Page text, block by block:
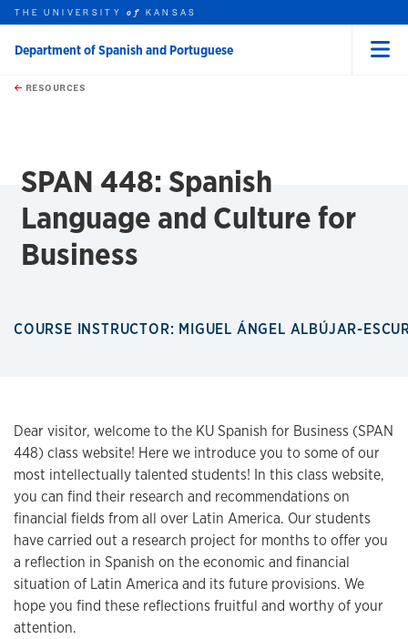
Skip to main content
this unit
THE UNIVERSITYof KANSAS
Department of Spanish and Portuguese
RESOURCES
SPAN 448: Spanish
Language and Culture for
Business
COURSE INSTRUCTOR: MIGUEL ÁNGEL ALBÚJAR-
Dear visitor, welcome to the KU Spanish for Business (SPAN
448) class website! Here we introduce you to some of our
most intellectually talented students! In this class website,
you can find their research and recommendations on
financial fields from all over Latin America. Our students
have carried out a research project for months to offer you
a reflection in Spanish on the economic and financial
situation of Latin America and its future provisions. We
hope you find these reflections fruitful and worthy of your
attention.